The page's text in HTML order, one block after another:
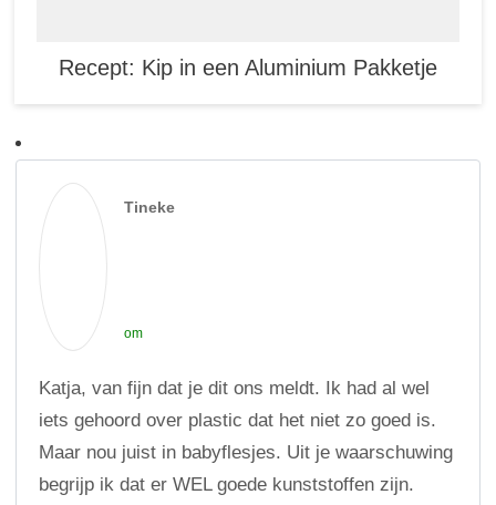
Recept: Kip in een Aluminium Pakketje
Tineke
om
Katja, van fijn dat je dit ons meldt. Ik had al wel
iets gehoord over plastic dat het niet zo goed is.
Maar nou juist in babyflesjes. Uit je waarschuwing
begrijp ik dat er WEL goede kunststoffen zijn.